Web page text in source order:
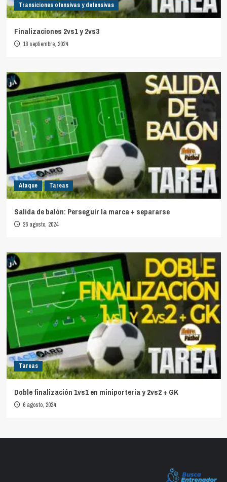
Transiciones ofensivas y defensivas
Finalizaciones 2vs1 y 2vs3
18 septiembre, 2024
Ataque Tareas
Salida de balón: Perseguir la marca + separarse
26 agosto, 2024
Tareas
Doble finalización 1vs1 en miniporteria y 2vs2 + GK
6 agosto, 2024